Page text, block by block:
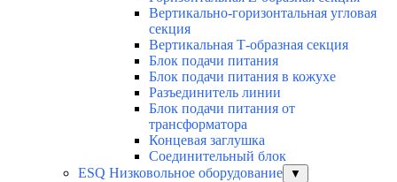
Вертикально-горизонтальная угловая
секция
Вертикальная Т-образная секция
Блок подачи питания
Блок подачи питания в кожухе
Разъединитель линии
Блок подачи питания от
трансформатора
Концевая заглушка
Соединительный блок
ESQ Низковольное оборудование
▼